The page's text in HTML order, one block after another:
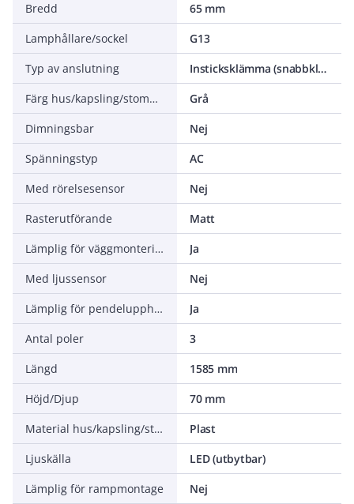
Bredd
65 mm
Lamphållare/sockel
G13
Typ av anslutning
Insticksklämma (snabbklämma)
Färg hus/kapsling/stomme
Grå
Dimningsbar
Nej
Spänningstyp
AC
Med rörelsesensor
Nej
Rasterutförande
Matt
Lämplig för väggmontering
Ja
Med ljussensor
Nej
Lämplig för pendelupphängning
Ja
Antal poler
3
Längd
1585 mm
Höjd/Djup
70 mm
Material hus/kapsling/stomme
Plast
Ljuskälla
LED (utbytbar)
Lämplig för rampmontage
Nej